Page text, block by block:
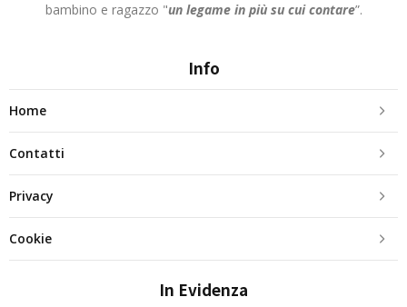
bambino e ragazzo "un legame in più su cui contare”.
Info
Home
Contatti
Privacy
Cookie
In Evidenza